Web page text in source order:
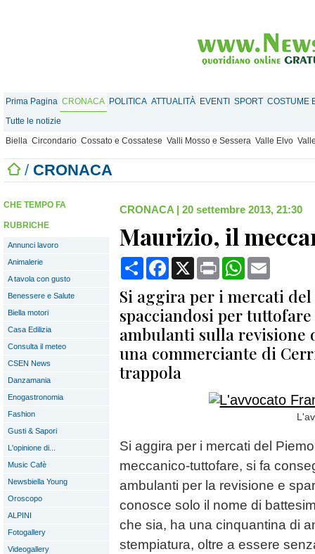
Prima Pagina CRONACA POLITICA ATTUALITÀ EVENTI SPORT COSTUME
Tutte le notizie
Biella Circondario Cossato e Cossatese Valli Mosso e Sessera Valle Elvo
/ CRONACA
CHE TEMPO FA
RUBRICHE
Annunci lavoro
Animalerie
A tavola con gusto
Benessere e Salute
Biella motori
Casa Edilizia
Consulta il meteo
CSEN News
Danzamania
Enogastronomia
Fashion
Gusti & Sapori
L'opinione di...
Music Cafè
Newsbiella Young
Oroscopo
ALPINI
Fotogallery
Videogallery
CRONACA | 20 settembre 2013, 21:30
Maurizio, il
CondividiFacebook
X Print WhatsApp
Si aggira per i mercati
spacciandosi per
ambulanti sulla revisione
una commerciante di
trappola
Si aggira per i mercati del
meccanico-tuttofare, si fa
ambulanti per la revisione e
conosce solo il nome di
che sia, ha una cinquantina di
stempiatura, oltre a essere